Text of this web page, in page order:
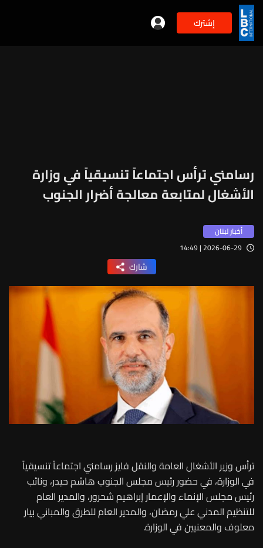
إشترك
رسامني ترأس اجتماعاً تنسيقياً في وزارة
الأشغال لمتابعة معالجة أضرار الجنوب
أخبار لبنان
2026-06-29 | 14:49
شارك
ترأس وزير الأشغال العامة والنقل فايز رسامني اجتماعاً تنسيقياً
في الوزارة، في حضور رئيس مجلس الجنوب هاشم حيدر، ونائب
رئيس مجلس الإنماء والإعمار إبراهيم شحرور، والمدير العام
للتنظيم المدني علي رمضان، والمدير العام للطرق والمباني بيار
معلوف والمعنيين في الوزارة.